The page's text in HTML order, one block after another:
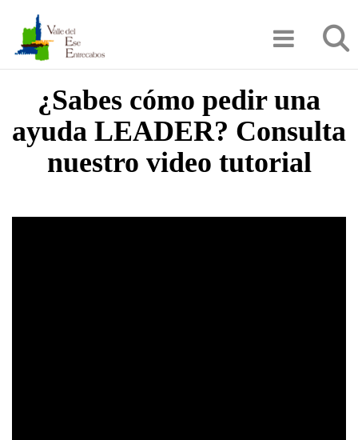
contenido
principal
¿Sabes cómo pedir una
ayuda LEADER? Consulta
nuestro video tutorial